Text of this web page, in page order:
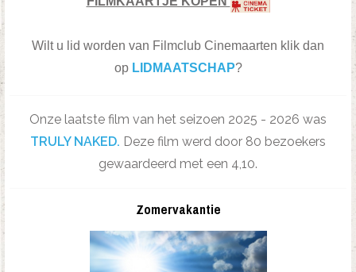
Wilt u lid worden van Filmclub Cinemaarten klik dan
op LIDMAATSCHAP?
Onze laatste film van het seizoen 2025 - 2026 was
TRULY NAKED. Deze film werd door 80 bezoekers
gewaardeerd met een 4,10.
Zomervakantie